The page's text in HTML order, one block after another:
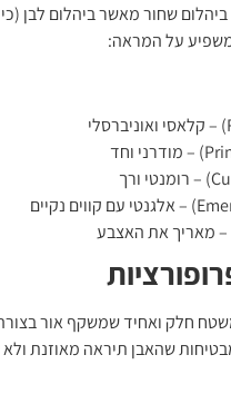
שחור מאשר ביהלום לבן (כי
על המראה:
חלק ואחיד שמשקף אור
שהאבן תיראה מאוזנת